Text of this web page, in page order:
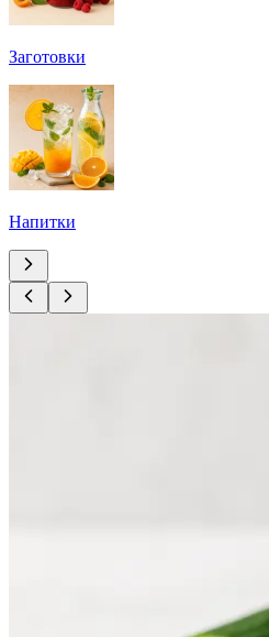
Заготовки
Напитки